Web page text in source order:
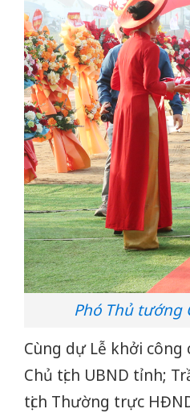
Phó Thủ tướng
Cùng dự Lễ khởi công
Chủ tịch UBND tỉnh;
tịch Thường trực